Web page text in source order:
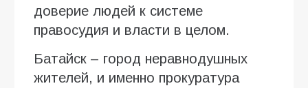
доверие людей к системе
правосудия и власти в целом.
Батайск – город неравнодушных
жителей, и именно прокуратура